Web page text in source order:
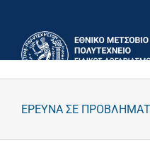
περιεχόμενο
ΕΡΕΥΝΑ ΣΕ